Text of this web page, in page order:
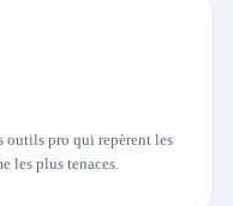
outils pro qui repèrent les
les plus tenaces.